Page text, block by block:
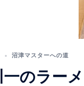
沼津マスターへの道
一のラー